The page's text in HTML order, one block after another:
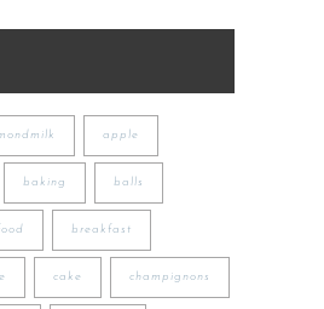
apple
baking balls
breakfast
cake champignons